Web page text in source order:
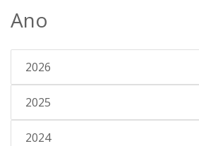
Ano
2026
2025
2024